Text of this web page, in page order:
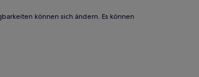
können sich ändern. Es können